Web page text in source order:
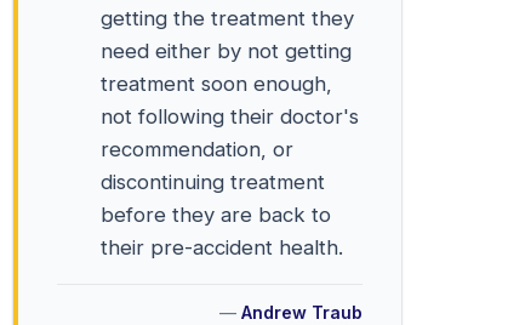
getting the treatment they
need either by not getting
treatment soon enough,
not following their doctor's
recommendation, or
discontinuing treatment
before they are back to
their pre-accident health.
Andrew Traub